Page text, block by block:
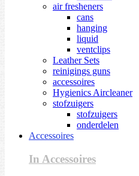
air fresheners
cans
hanging
liquid
ventclips
Leather Sets
reinigings guns
accessoires
Hygienics Aircleaner
stofzuigers
stofzuigers
onderdelen
Accessoires
In Accessoires